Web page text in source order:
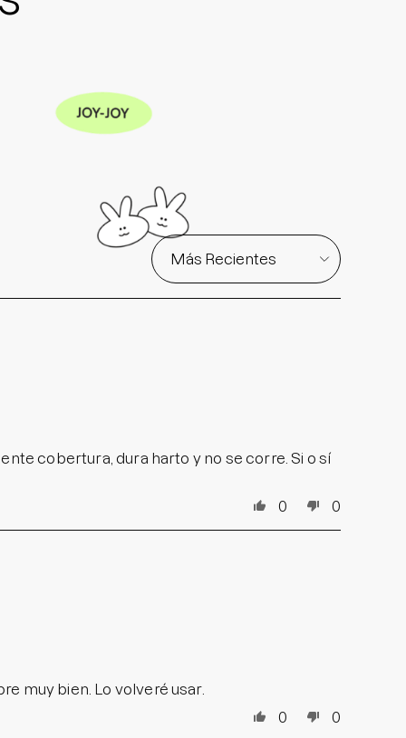
cobertura, dura harto y no se corre. Si o sí
0 0
muy bien. Lo volveré usar.
0
0